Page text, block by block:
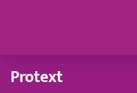
Protext